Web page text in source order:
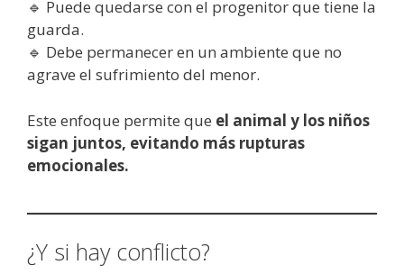
🔹 Puede quedarse con el progenitor que tiene la
guarda.
🔹 Debe permanecer en un ambiente que no
agrave el sufrimiento del menor.
Este enfoque permite que el animal y los niños
sigan juntos, evitando más rupturas
emocionales.
¿Y si hay conflicto?